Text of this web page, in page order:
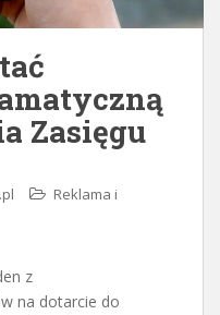
Zasięgu
Reklama i
z
na dotarcie do